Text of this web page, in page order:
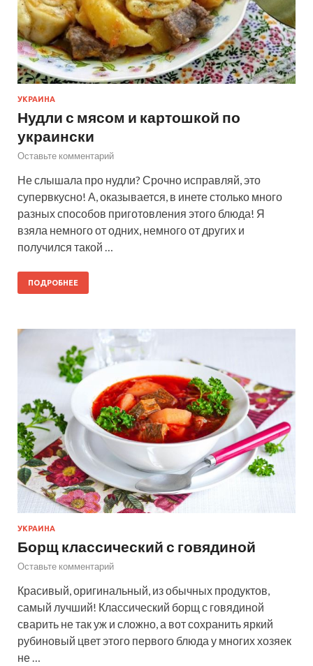
УКРАИНА
Нудли с мясом и картошкой по
украински
Оставьте комментарий
Не слышала про нудли? Срочно исправляй, это
супервкусно! А, оказывается, в инете столько много
разных способов приготовления этого блюда! Я
взяла немного от одних, немного от других и
получился такой …
ПОДРОБНЕЕ
УКРАИНА
Борщ классический с говядиной
Оставьте комментарий
Красивый, оригинальный, из обычных продуктов,
самый лучший! Классический борщ с говядиной
сварить не так уж и сложно, а вот сохранить яркий
рубиновый цвет этого первого блюда у многих хозяек
не …